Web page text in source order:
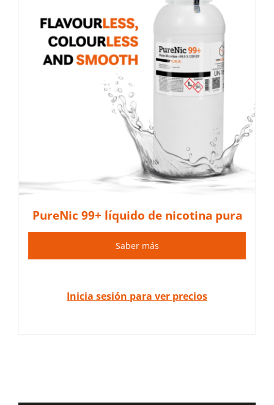
PureNic 99+ líquido de nicotina pura
Saber más
Inicia sesión para ver precios